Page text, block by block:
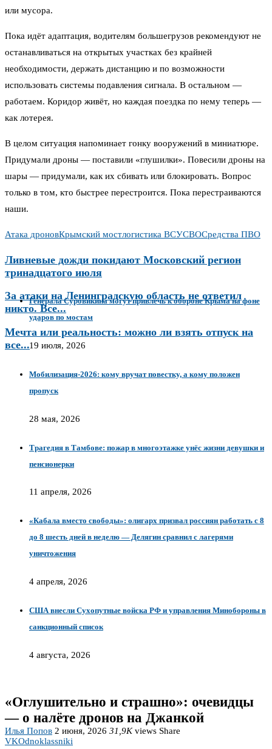
или мусора.
Пока идёт адаптация, водителям большегрузов рекомендуют не
останавливаться на открытых участках без крайней
необходимости, держать дистанцию и по возможности
использовать системы подавления сигнала. В остальном —
работаем. Коридор живёт, но каждая поездка по нему теперь —
как лотерея.
В целом ситуация напоминает гонку вооружений в миниатюре.
Придумали дроны — поставили «глушилки». Повесили дроны на
шары — придумали, как их сбивать или блокировать. Вопрос
только в том, кто быстрее перестроится. Пока перестраиваются
наши.
Атака дроновКрымский мостлогистика ВСУСВОСредства ПВО
Ливневые дожди покидают Московский регион
тринадцатого июля
За атаки на Ленинградскую область не ответил
никто. Все...
Мечта или реальность: можно ли взять отпуск на
все...
Генерала Суровикина могут привлечь к обороне Крыма на фоне
ударов по мостам
19 июля, 2026
Мобилизация-2026: кому вручат повестку, а кому положен
пропуск
28 мая, 2026
Трагедия в Тамбове: пожар в многоэтажке унёс жизни девушки и
пенсионерки
11 апреля, 2026
«Кабала вместо свободы»: олигарх призвал россиян работать с 8
до 8 шесть дней в неделю — Делягин сравнил с лагерями
уничтожения
4 апреля, 2026
США внесли Сухопутные войска РФ и управления Минобороны в
санкционный список
4 августа, 2026
«Оглушительно и страшно»: очевидцы
— о налёте дронов на Джанкой
Илья Попов 2 июня, 2026 31,9Kviews Share
VKOdnoklassniki